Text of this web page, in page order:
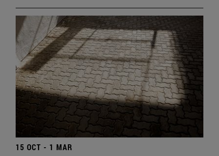
15 OCT - 1 MAR